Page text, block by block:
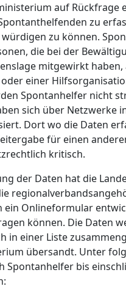
auf Rückfrage
zu
zu können.
die bei der
mitgewirkt
einer
Spontanhelfer nicht
sich über Netzwerke
Dort wo die Daten
für einen
kritisch.
der Daten hat die
ein Onlineformular
können. Die Daten
in einer Liste
übersandt. Unter
Spontanhelfer bis